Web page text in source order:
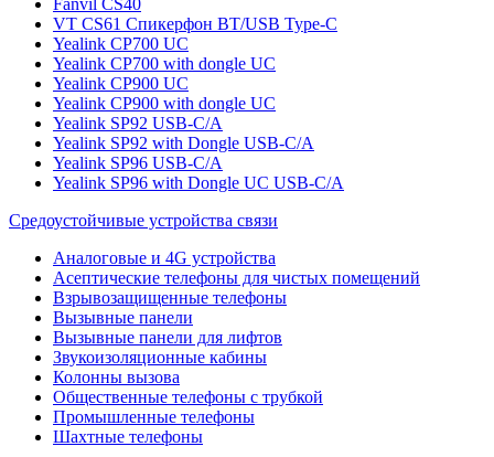
Fanvil CS40
VT CS61 Cпикерфон BT/USB Type-C
Yealink CP700 UC
Yealink CP700 with dongle UC
Yealink CP900 UC
Yealink CP900 with dongle UC
Yealink SP92 USB-C/A
Yealink SP92 with Dongle USB-C/A
Yealink SP96 USB-C/A
Yealink SP96 with Dongle UC USB-C/A
Средоустойчивые устройства связи
Аналоговые и 4G устройства
Асептические телефоны для чистых помещений
Взрывозащищенные телефоны
Вызывные панели
Вызывные панели для лифтов
Звукоизоляционные кабины
Колонны вызова
Общественные телефоны с трубкой
Промышленные телефоны
Шахтные телефоны